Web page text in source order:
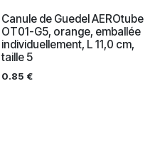
Canule de Guedel AEROtube
OT01-G5, orange, emballée
individuellement, L 11,0 cm,
taille 5
0.85 €